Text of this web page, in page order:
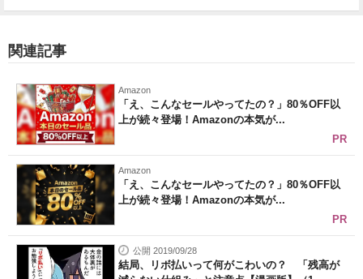
関連記事
Amazon
「え、こんなセールやってたの？」80％OFF以
上が続々登場！Amazonの本気が...
PR
Amazon
「え、こんなセールやってたの？」80％OFF以
上が続々登場！Amazonの本気が...
PR
公開 2019/09/28
結局、リボ払いって何がこわいの？ 「残高が